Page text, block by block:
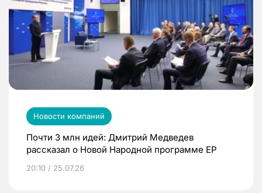
Новости компаний
Почти 3 млн идей: Дмитрий Медведев
рассказал о Новой Народной программе ЕР
20:10 / 25.07.26